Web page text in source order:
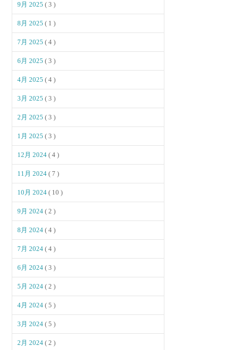
9月 2025( 3 )
8月 2025( 1 )
7月 2025( 4 )
6月 2025( 3 )
4月 2025( 4 )
3月 2025( 3 )
2月 2025( 3 )
1月 2025( 3 )
12月 2024( 4 )
11月 2024( 7 )
10月 2024( 10 )
9月 2024( 2 )
8月 2024( 4 )
7月 2024( 4 )
6月 2024( 3 )
5月 2024( 2 )
4月 2024( 5 )
3月 2024( 5 )
2月 2024( 2 )